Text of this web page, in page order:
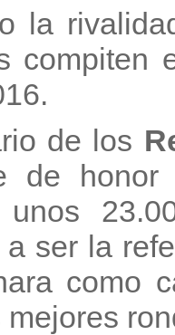
la
compiten
de los
de
ser la
como